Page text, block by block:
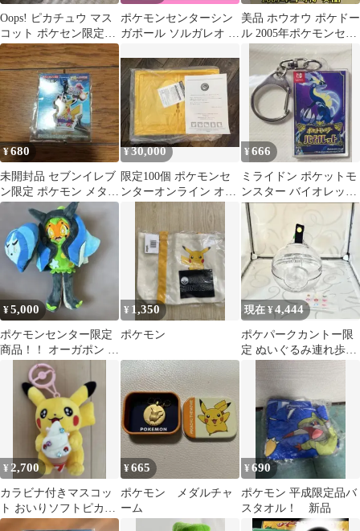
Oops! ピカチュウ マス
コット ポケセン限定品
（2014年）
ポケモンセンターシン
ガポール ソルガレオ ピ
美品 ホウオウ ポケドー
ル 2005年ポケモンセン
ター限定 ぬいぐるみ お
¥680
未開封品 セブンイレブ
ン限定 ポケモン メタル
チャーム ピカチュウ
¥30,000
限定100個 ポケモンセ
ンターオンライン オリ
ジナルコンテナ収納ボ
¥666
ミライドン ポケットモ
ンスター バイオレット
アクリルキーホルダー
【美品】
¥5,000
ポケモンセンター限定
商品！！ オーガポン い
どのめん ぬいぐるみ
¥ 1,350
ポケモン
現在 ¥4,444
ポケパークカントー限
定 ぬいぐるみ連れ歩き
ケース
¥ 2,700
カラビナ付きマスコッ
ト おいりソフトピカチ
ュウ ポケモンセンター
¥665
ポケモン メダルチャ
ーム
¥690
ポケモン 平成限定品バ
スタオル！ 新品